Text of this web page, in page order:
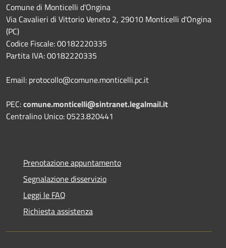
Comune di Monticelli d'Ongina
Via Cavalieri di Vittorio Veneto 2, 29010 Monticelli d'Ongina
(PC)
Codice Fiscale: 00182220335
Partita IVA: 00182220335
Email: protocollo@comune.monticelli.pc.it
PEC:comune.monticelli@sintranet.legalmail.it
Centralino Unico: 0523.820441
Prenotazione appuntamento
Segnalazione disservizio
Leggi le FAQ
Richiesta assistenza